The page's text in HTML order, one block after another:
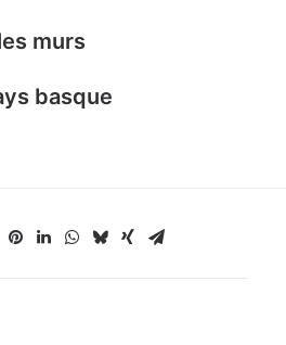
murs
basque